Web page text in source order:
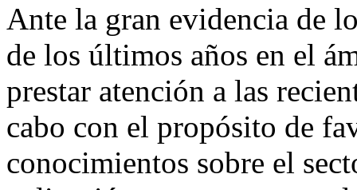
Ante la gran evidencia de
de los últimos años en el
prestar atención a las
cabo con el propósito de
conocimientos sobre el